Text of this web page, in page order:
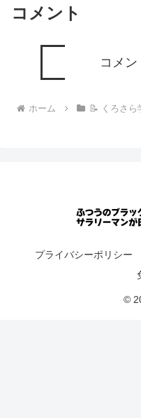
コメント
コメ
ホーム 📝 くろさら
プライバシーポリシー
©